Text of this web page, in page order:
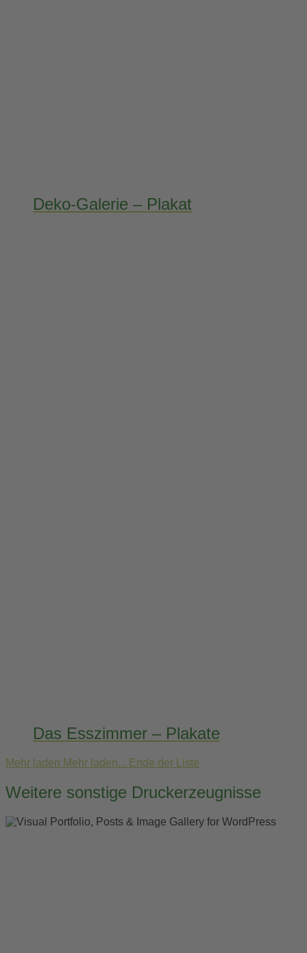
Deko-Galerie – Plakat
Das Esszimmer – Plakate
Mehr laden Mehr laden... Ende der Liste
Weitere sonstige Druckerzeugnisse